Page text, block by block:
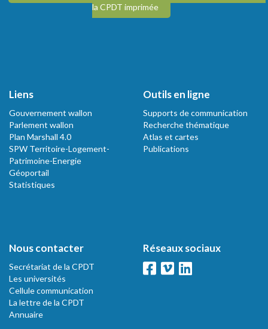
la CPDT imprimée
Liens
Gouvernement wallon
Parlement wallon
Plan Marshall 4.0
SPW Territoire-Logement-
Patrimoine-Energie
Géoportail
Statistiques
Outils en ligne
Supports de communication
Recherche thématique
Atlas et cartes
Publications
Nous contacter
Secrétariat de la CPDT
Les universités
Cellule communication
La lettre de la CPDT
Annuaire
Réseaux sociaux